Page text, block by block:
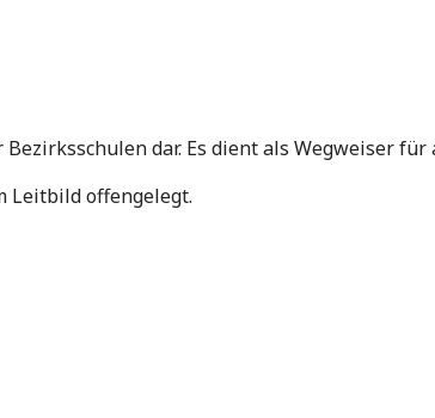
dar. Es dient als Wegweiser
Leitbild offengelegt.